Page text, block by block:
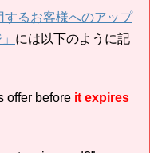
るお客様へのアップ
には以下のように記
offer before it expires